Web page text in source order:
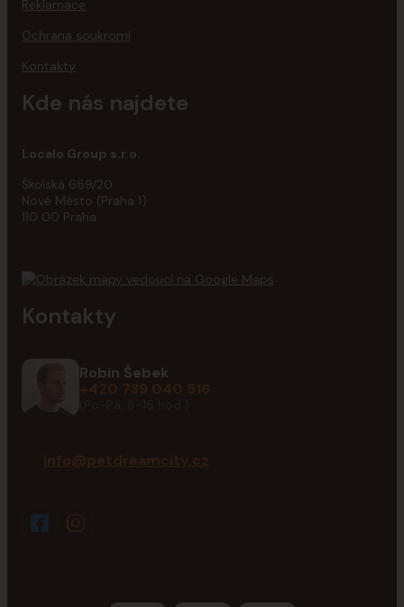
Reklamace
Ochrana soukromí
Kontakty
Kde nás najdete
Localo Group s.r.o.
Školská 689/20
Nové Město (Praha 1)
110 00 Praha
Kontakty
Robin Šebek
+420 739 040 516
info@petdreamcity.cz